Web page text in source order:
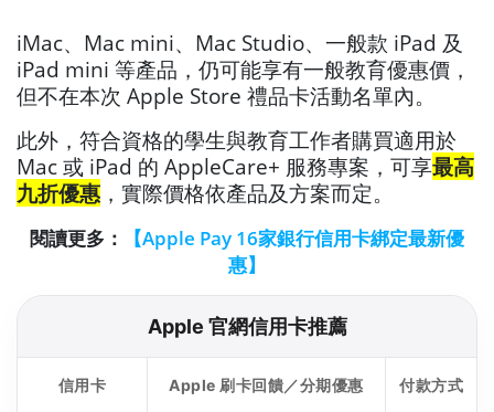
iMac、Mac mini、Mac Studio、一般款 iPad 及
iPad mini 等產品，仍可能享有一般教育優惠價，
但不在本次 Apple Store 禮品卡活動名單內。
此外，符合資格的學生與教育工作者購買適用於
Mac 或 iPad 的 AppleCare+ 服務專案，可享最高
九折優惠 ，實際價格依產品及方案而定。
閱讀更多：
【Apple Pay 16家銀行信用卡綁定最新優
惠】
Apple 官網信用卡推薦
信用卡 Apple 刷卡回饋／分期優惠 付款方式